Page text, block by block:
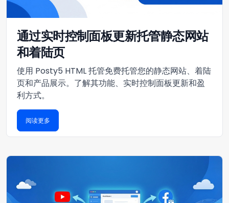
通过实时控制面板更新托管静态网站
和着陆页
使用 Posty5 HTML 托管免费托管您的静态网站、着陆
页和产品展示。了解其功能、实时控制面板更新和盈
利方式。
阅读更多